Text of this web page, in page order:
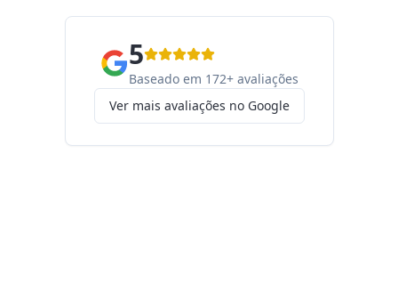
5
Baseado em 172+ avaliações
Ver mais avaliações no Google